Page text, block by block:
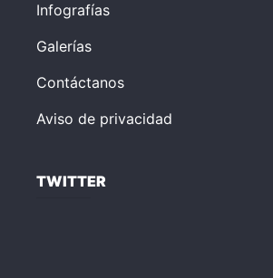
Infografías
Galerías
Contáctanos
Aviso de privacidad
TWITTER